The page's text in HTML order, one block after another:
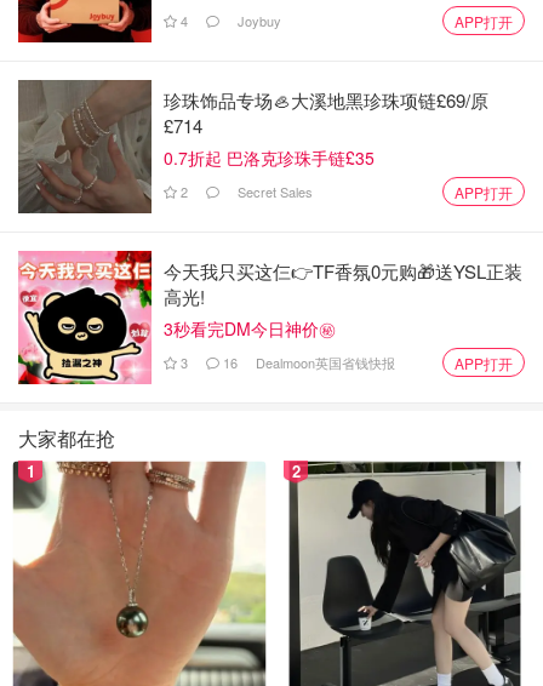
4 Joybuy APP打开
珍珠饰品专场🦪大溪地黑珍珠项链£69/原
£714
0.7折起 巴洛克珍珠手链£35
2 Secret Sales APP打开
今天我只买这仨👉TF香氛0元购🎁送YSL正装
高光!
3秒看完DM今日神价㊙️
3 16 Dealmoon英国省钱快报 APP打开
大家都在抢
1 2